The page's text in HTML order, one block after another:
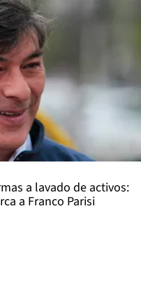
a lavado de activos:
a Franco Parisi